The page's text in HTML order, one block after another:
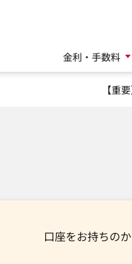
金利・手数料
【重
口座をお持ちの